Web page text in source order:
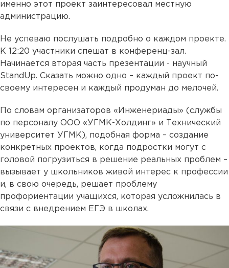
именно этот проект заинтересовал местную
администрацию.
Не успеваю послушать подробно о каждом проекте.
К 12:20 участники спешат в конференц-зал.
Начинается вторая часть презентации - научный
StandUp. Сказать можно одно – каждый проект по-
своему интересен и каждый продуман до мелочей.
По словам организаторов «Инженериады» (службы
по персоналу ООО «УГМК-Холдинг» и Технический
университет УГМК), подобная форма – создание
конкретных проектов, когда подростки могут с
головой погрузиться в решение реальных проблем –
вызывает у школьников живой интерес к профессии
и, в свою очередь, решает проблему
профориентации учащихся, которая усложнилась в
связи с внедрением ЕГЭ в школах.